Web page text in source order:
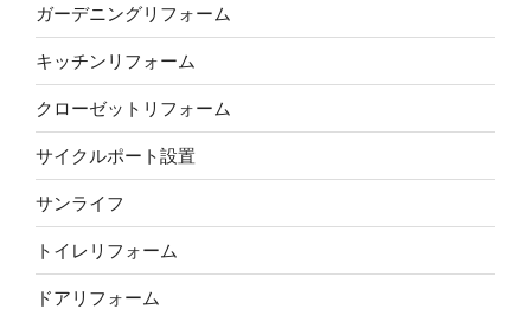
ガーデニングリフォーム
キッチンリフォーム
クローゼットリフォーム
サイクルポート設置
サンライフ
トイレリフォーム
ドアリフォーム